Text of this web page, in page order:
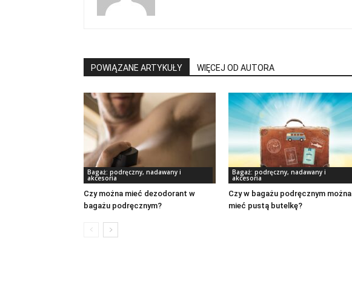
POWIĄZANE ARTYKUŁY WIĘCEJ OD AUTORA
Bagaż: podręczny, nadawany i
akcesoria
Czy można mieć dezodorant w
bagażu podręcznym?
Bagaż: podręczny, nadawany i
akcesoria
Czy w bagażu podręcznym można
mieć pustą butelkę?